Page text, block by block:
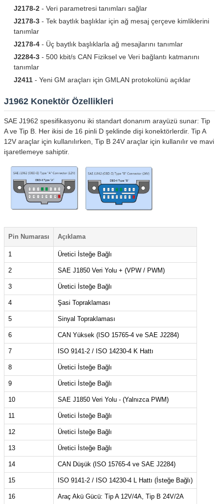
J2178-2 - Veri parametresi tanımları sağlar
J2178-3 - Tek baytlık başlıklar için ağ mesaj çerçeve kimliklerini
tanımlar
J2178-4 - Üç baytlık başlıklarla ağ mesajlarını tanımlar
J2284-3 - 500 kbit/s CAN Fiziksel ve Veri bağlantı katmanını
tanımlar
J2411 - Yeni GM araçları için GMLAN protokolünü açıklar
J1962 Konektör Özellikleri
SAE J1962 spesifikasyonu iki standart donanım arayüzü sunar: Tip
A ve Tip B. Her ikisi de 16 pinli D şeklinde dişi konektörlerdir. Tip A
12V araçlar için kullanılırken, Tip B 24V araçlar için kullanılır ve mavi
işaretlemeye sahiptir.
Pin Numarası Açıklama
1 Üretici İsteğe Bağlı
2 SAE J1850 Veri Yolu + (VPW / PWM)
3 Üretici İsteğe Bağlı
4 Şasi Topraklaması
5 Sinyal Topraklaması
6 CAN Yüksek (ISO 15765-4 ve SAE J2284)
7 ISO 9141-2 / ISO 14230-4 K Hattı
8 Üretici İsteğe Bağlı
9 Üretici İsteğe Bağlı
10 SAE J1850 Veri Yolu - (Yalnızca PWM)
11 Üretici İsteğe Bağlı
12 Üretici İsteğe Bağlı
13 Üretici İsteğe Bağlı
14 CAN Düşük (ISO 15765-4 ve SAE J2284)
15 ISO 9141-2 / ISO 14230-4 L Hattı (İsteğe Bağlı)
16 Araç Akü Gücü: Tip A 12V/4A, Tip B 24V/2A